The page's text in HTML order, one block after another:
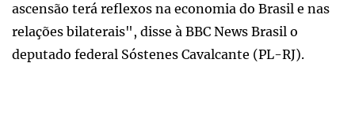
ascensão terá reflexos na economia do Brasil e nas
relações bilaterais", disse à BBC News Brasil o
deputado federal Sóstenes Cavalcante (PL-RJ).